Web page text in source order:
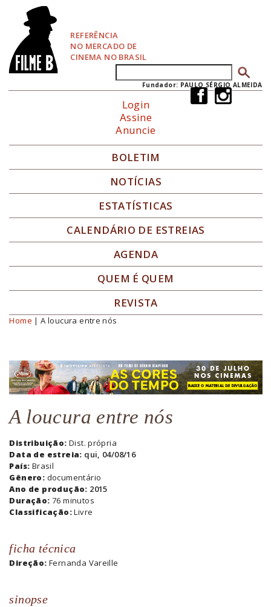
REFERÊNCIA
NO MERCADO DE
CINEMA NO BRASIL
Formulário de busca
Fundador: PAULO SÉRGIO ALMEIDA
Login
Assine
Anuncie
BOLETIM
NOTÍCIAS
ESTATÍSTICAS
CALENDÁRIO DE ESTREIAS
AGENDA
QUEM É QUEM
REVISTA
Você está aqui
Home | A loucura entre nós
A loucura entre nós
Distribuição: Dist. própria
Data de estreia: qui, 04/08/16
País: Brasil
Gênero: documentário
Ano de produção: 2015
Duração: 76 minutos
Classificação:Livre
ficha técnica
Direção: Fernanda Vareille
sinopse